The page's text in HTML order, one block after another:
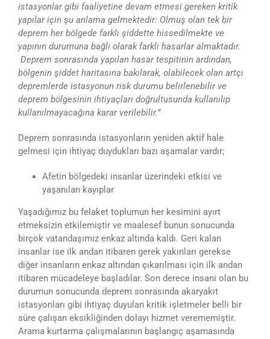
istasyonlar gibi faaliyetine devam etmesi gereken kritik
yapılar için şu anlama gelmektedir: Olmuş olan tek bir
deprem her bölgede farklı şiddette hissedilmekte ve
yapının durumuna bağlı olarak farklı hasarlar almaktadır.
Deprem sonrasında yapılan hasar tespitinin ardından,
bölgenin şiddet haritasına bakılarak, olabilecek olan artçı
depremlerde istasyonun risk durumu belirlenebilir ve
deprem bölgesinin ihtiyaçları doğrultusunda kullanılıp
kullanılmayacağına karar verilebilir.’’
Deprem sonrasında istasyonların yeniden aktif hale
gelmesi için ihtiyaç duydukları bazı aşamalar vardır;
Afetin bölgedeki insanlar üzerindeki etkisi ve
yaşanılan kayıplar
Yaşadığımız bu felaket toplumun her kesimini ayırt
etmeksizin etkilemiştir ve maalesef bunun sonucunda
birçok vatandaşımız enkaz altında kaldı. Geri kalan
insanlar ise ilk andan itibaren gerek yakınları gerekse
diğer insanların enkaz altından çıkarılması için ilk andan
itibaren mücadeleye başladılar. Son derece insani olan bu
durumun sonucunda deprem sonrasında akaryakıt
istasyonları gibi ihtiyaç duyulan kritik işletmeler belli bir
süre çalışan eksikliğinden dolayı hizmet verememiştir.
Arama kurtarma çalışmalarının başlangıç aşamasında